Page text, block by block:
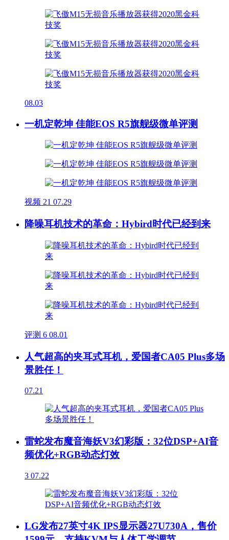
08.03
一机定乾坤 佳能EOS R5旗舰级微单评测
视频 21 07.29
降噪耳机技术的革命：Hybird时代已经到来
评测 6 08.01
人气超高的夹耳式耳机，爱国者CA05 Plus多场
景胜任！
07.21
雷蛇发布魔音海妖V3幻彩版：32位DSP+AI音
频优化+RGB动态灯效
3 07.22
LG发布27英寸4K IPS显示器27U730A，售价